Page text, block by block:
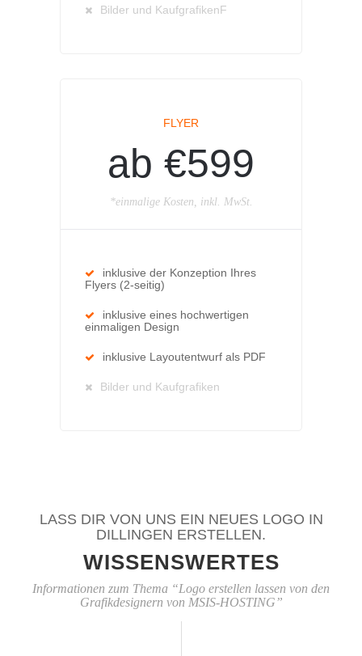
Bilder und KaufgrafikenF
FLYER
ab €599
*einmalige Kosten, inkl. MwSt.
inklusive der Konzeption Ihres
Flyers (2-seitig)
inklusive eines hochwertigen
einmaligen Design
inklusive Layoutentwurf als PDF
Bilder und Kaufgrafiken
LASS DIR VON UNS EIN NEUES LOGO IN
DILLINGEN ERSTELLEN.
WISSENSWERTES
Informationen zum Thema “Logo erstellen lassen von den
Grafikdesignern von MSIS-HOSTING”